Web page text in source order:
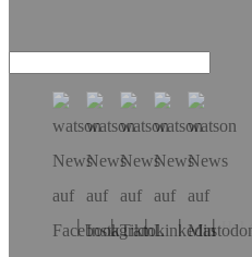
Hol